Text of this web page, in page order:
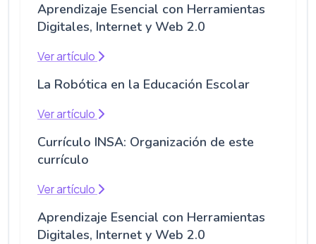
Aprendizaje Esencial con Herramientas
Digitales, Internet y Web 2.0
Ver artículo
La Robótica en la Educación Escolar
Ver artículo
Currículo INSA: Organización de este
currículo
Ver artículo
Aprendizaje Esencial con Herramientas
Digitales, Internet y Web 2.0